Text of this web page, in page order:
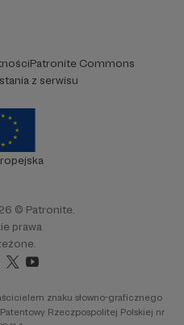
Patronite Commons
z serwisu
© Patronite.
prawa
znaku słowno-graficznego
Rzeczpospolitej Polskiej nr